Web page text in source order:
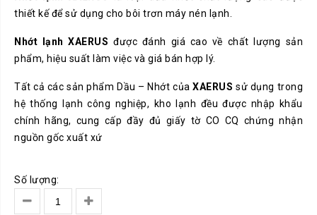
thiết kế để sử dụng cho bôi trơn máy nén lạnh.
Nhớt lạnh XAERUSđược đánh giá cao về chất lượng sản
phẩm, hiệu suất làm việc và giá bán hợp lý.
Tất cả các sản phẩm Dầu – Nhớt củaXAERUS sử dụng trong
hệ thống lạnh công nghiệp, kho lạnh đều được nhập khẩu
chính hãng, cung cấp đầy đủ giấy tờ CO CQ chứng nhận
nguồn gốc xuất xứ
Số lượng: